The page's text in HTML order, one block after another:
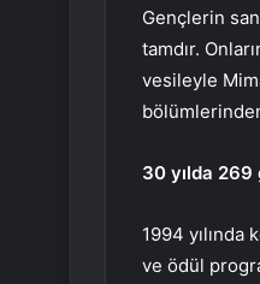
Gençlerin
tamdır.
vesileyle
30 yılda 269
1994 yılında
ve ödül